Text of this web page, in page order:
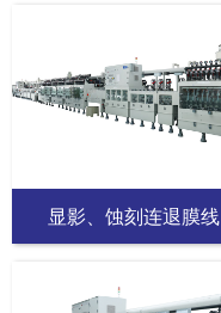
显影、蚀刻连退膜线